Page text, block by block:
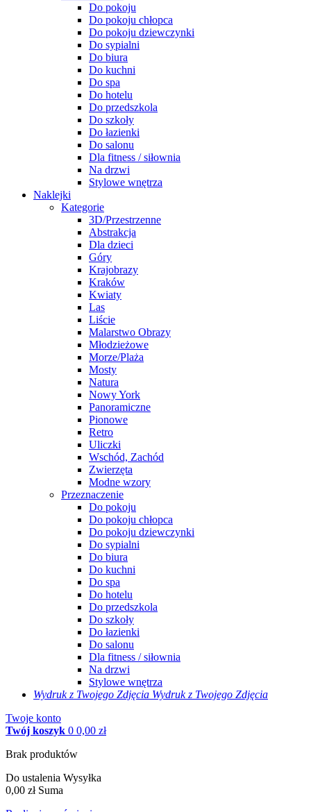
Do pokoju
Do pokoju chłopca
Do pokoju dziewczynki
Do sypialni
Do biura
Do kuchni
Do spa
Do hotelu
Do przedszkola
Do szkoły
Do łazienki
Do salonu
Dla fitness / siłownia
Na drzwi
Stylowe wnętrza
Naklejki
Kategorie
3D/Przestrzenne
Abstrakcja
Dla dzieci
Góry
Krajobrazy
Kraków
Kwiaty
Las
Liście
Malarstwo Obrazy
Młodzieżowe
Morze/Plaża
Mosty
Natura
Nowy York
Panoramiczne
Pionowe
Retro
Uliczki
Wschód, Zachód
Zwierzęta
Modne wzory
Przeznaczenie
Do pokoju
Do pokoju chłopca
Do pokoju dziewczynki
Do sypialni
Do biura
Do kuchni
Do spa
Do hotelu
Do przedszkola
Do szkoły
Do łazienki
Do salonu
Dla fitness / siłownia
Na drzwi
Stylowe wnętrza
Wydruk z Twojego Zdjęcia Wydruk z Twojego Zdjęcia
Twoje konto
Twój koszyk 0 0,00 zł
Brak produktów
Do ustalenia Wysyłka
0,00 zł Suma